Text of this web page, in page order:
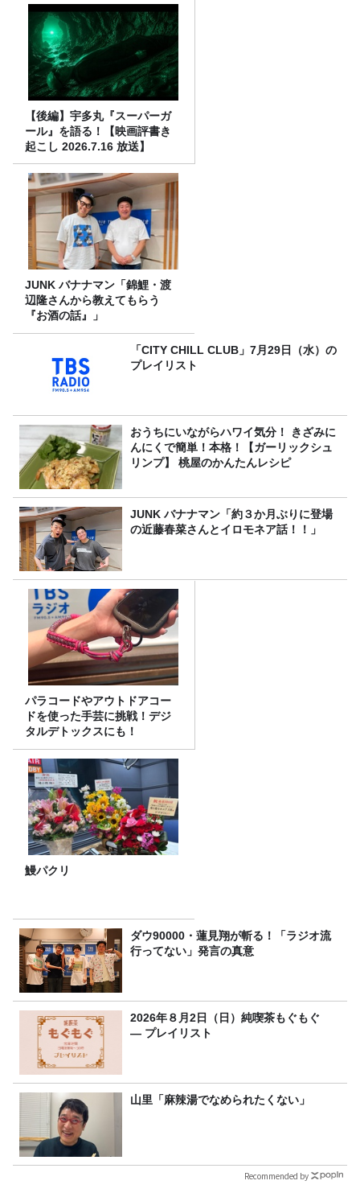
【後編】宇多丸『スーパーガ
ール』を語る！【映画評書き
起こし 2026.7.16 放送】
JUNK バナナマン「錦鯉・渡
辺隆さんから教えてもらう
『お酒の話』」
「CITY CHILL CLUB」7月29日（水）の
プレイリスト
おうちにいながらハワイ気分！ きざみに
んにくで簡単！本格！【ガーリックシュ
リンプ】 桃屋のかんたんレシピ
JUNK バナナマン「約３か月ぶりに登場
の近藤春菜さんとイロモネア話！！」
パラコードやアウトドアコー
ドを使った手芸に挑戦！デジ
タルデトックスにも！
鰻パクリ
ダウ90000・蓮見翔が斬る！「ラジオ流
行ってない」発言の真意
2026年８月2日（日）純喫茶もぐもぐ
― プレイリスト
山里「麻辣湯でなめられたくない」
Recommended by